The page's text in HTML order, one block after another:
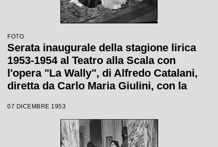
FOTO
Serata inaugurale della stagione lirica
1953-1954 al Teatro alla Scala con
l'opera "La Wally", di Alfredo Catalani,
diretta da Carlo Maria Giulini, con la
07 DICEMBRE 1953